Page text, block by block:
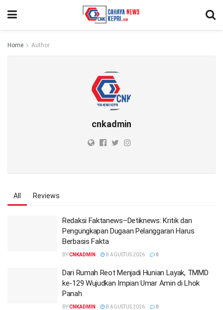
Home Author
cnkadmin
All Reviews
Redaksi Faktanews–Detiknews: Kritik dan
Pengungkapan Dugaan Pelanggaran Harus
Berbasis Fakta
BYCNKADMIN 8 AGUSTUS 2026 0
Dari Rumah Reot Menjadi Hunian Layak, TMMD
ke-129 Wujudkan Impian Umar Amin di Lhok
Panah
BYCNKADMIN 8 AGUSTUS 2026 0